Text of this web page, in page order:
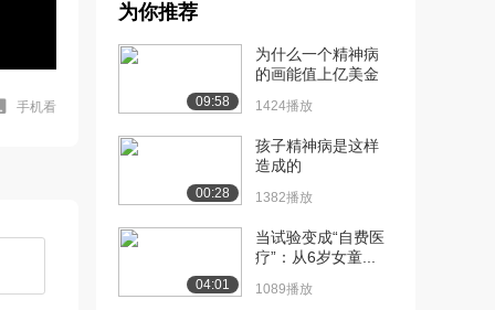
手机看
综合疗法
[7] 重度精神科患者们分享
自己的经历：从...
1:02:59
[8] 儿童青少年双相障碍-约
翰．利普西克...
[9] 典礼和仪式：从古代疗
法到新前沿的创...
50:15
为你推荐
09:58
为什么一个精神病
的画能值上亿美金
1424播放
00:28
孩子精神病是这样
造成的
1382播放
04:01
当试验变成“自费医
疗”：从6岁女童...
1089播放